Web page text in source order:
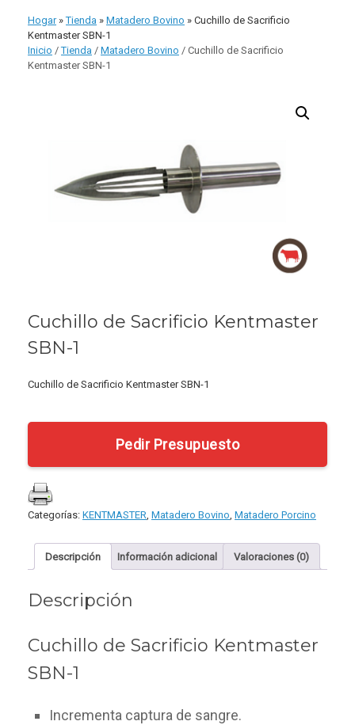
Hogar » Tienda » Matadero Bovino » Cuchillo de Sacrificio
Kentmaster SBN-1
Inicio /Tienda / Matadero Bovino / Cuchillo de Sacrificio
Kentmaster SBN-1
Cuchillo de Sacrificio Kentmaster
SBN-1
Cuchillo de Sacrificio Kentmaster SBN-1
Pedir Presupuesto
Categorías: KENTMASTER, Matadero Bovino, Matadero Porcino
Descripción Información adicional Valoraciones (0)
Descripción
Cuchillo de Sacrificio Kentmaster
SBN-1
Incrementa captura de sangre.